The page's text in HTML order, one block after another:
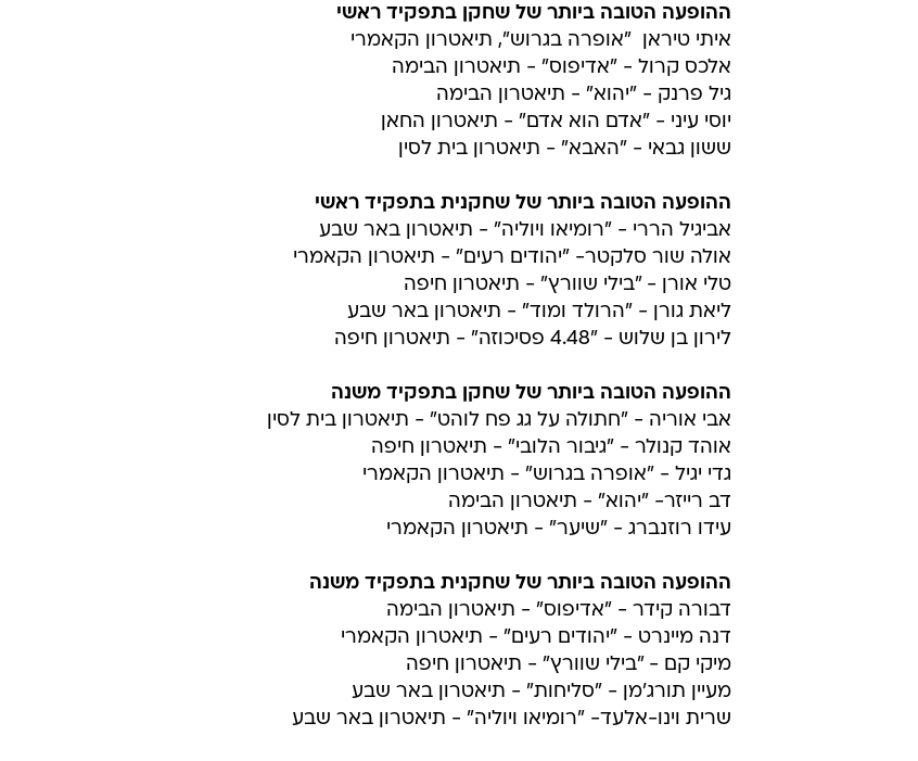
ההופעה הטובה ביותר של שחקן בתפקיד ראשי
איתי טיראן  "אופרה בגרוש", תיאטרון הקאמרי
אלכס קרול - "אדיפוס" - תיאטרון הבימה
גיל פרנק - "יהוא" - תיאטרון הבימה
יוסי עיני - "אדם הוא אדם" - תיאטרון החאן
ששון גבאי - "האבא" - תיאטרון בית לסין
ההופעה הטובה ביותר של שחקנית בתפקיד ראשי
אביגיל הררי - "רומיאו ויוליה" - תיאטרון באר שבע
אולה שור סלקטר- "יהודים רעים" - תיאטרון הקאמרי
טלי אורן - "בילי שוורץ" - תיאטרון חיפה
ליאת גורן - "הרולד ומוד" - תיאטרון באר שבע
לירון בן שלוש - "4.48 פסיכוזה" - תיאטרון חיפה
ההופעה הטובה ביותר של שחקן בתפקיד משנה
אבי אוריה - "חתולה על גג פח לוהט" - תיאטרון בית לסין
אוהד קנולר - "גיבור הלובי" - תיאטרון חיפה
גדי יגיל - "אופרה בגרוש" - תיאטרון הקאמרי
דב רייזר- "יהוא" - תיאטרון הבימה
עידו רוזנברג - "שיער" - תיאטרון הקאמרי
ההופעה הטובה ביותר של שחקנית בתפקיד משנה
דבורה קידר - "אדיפוס" - תיאטרון הבימה
דנה מיינרט - "יהודים רעים" - תיאטרון הקאמרי
מיקי קם - "בילי שוורץ" - תיאטרון חיפה
מעיין תורג'מן - "סליחות" - תיאטרון באר שבע
שרית וינו-אלעד- "רומיאו ויוליה" - תיאטרון באר שבע